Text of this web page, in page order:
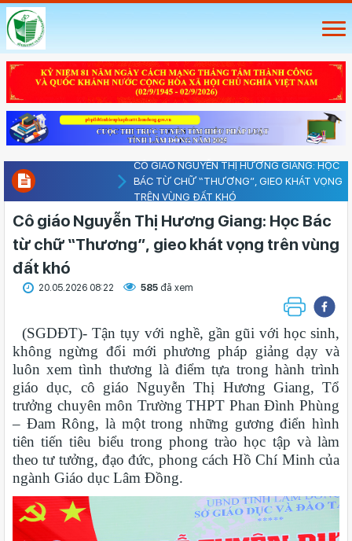
CÔ GIÁO NGUYỄN THỊ HƯƠNG GIANG: HỌC
BÁC TỪ CHỮ “THƯƠNG”, GIEO KHÁT VỌNG
TRÊN VÙNG ĐẤT KHÓ
Cô giáo Nguyễn Thị Hương Giang: Học Bác
từ chữ “Thương”, gieo khát vọng trên vùng
đất khó
20.05.2026 08:22 585 đã xem
(SGDĐT)- Tận tụy với nghề, gần gũi với học sinh,
không ngừng đổi mới phương pháp giảng dạy và
luôn xem tình thương là điểm tựa trong hành trình
giáo dục, cô giáo Nguyễn Thị Hương Giang, Tổ
trưởng chuyên môn Trường THPT Phan Đình Phùng
– Đam Rông, là một trong những gương điển hình
tiên tiến tiêu biểu trong phong trào học tập và làm
theo tư tưởng, đạo đức, phong cách Hồ Chí Minh của
ngành Giáo dục Lâm Đồng.